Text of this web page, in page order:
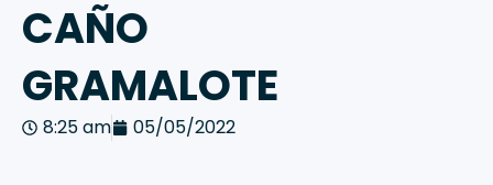
CAÑO
GRAMALOTE
8:25 am 05/05/2022